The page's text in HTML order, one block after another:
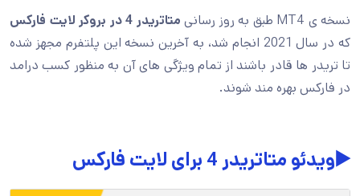
نسخه ی MT4 طبق به روز رسانی
متاتریدر 4 در بروکر لایت فارکس
که در سال 2021 انجام شد، به آخرین نسخه این پلتفرم مجهز شده
تا تریدر ها قادر باشند از تمام ویژگی های آن به منظور کسب درامد
در فارکس بهره مند شوند.
▶️ویدئو متاتریدر 4 برای لایت فارکس